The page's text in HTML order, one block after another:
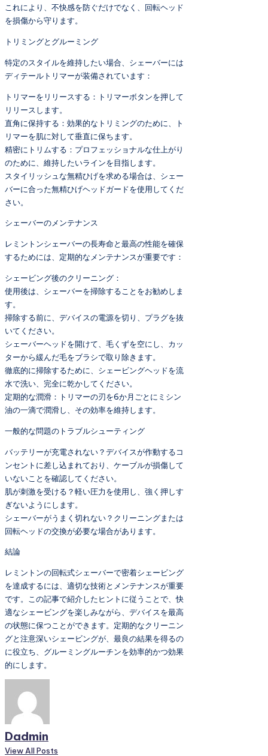
これにより、不快感を防ぐだけでなく、回転ヘッド
を損傷から守ります。
トリミングとグルーミング
特定のスタイルを維持したい場合、シェーバーには
ディテールトリマーが装備されています：
トリマーをリリースする：トリマーボタンを押して
リリースします。
直角に保持する：効果的なトリミングのために、ト
リマーを肌に対して垂直に保ちます。
精密にトリムする：プロフェッショナルな仕上がり
のために、維持したいラインを目指します。
スタイリッシュな無精ひげを求める場合は、シェー
バーに合った無精ひげヘッドガードを使用してくだ
さい。
シェーバーのメンテナンス
レミントンシェーバーの長寿命と最高の性能を確保
するためには、定期的なメンテナンスが重要です：
シェービング後のクリーニング：
使用後は、シェーバーを掃除することをお勧めしま
す。
掃除する前に、デバイスの電源を切り、プラグを抜
いてください。
シェーバーヘッドを開けて、毛くずを空にし、カッ
ターから緩んだ毛をブラシで取り除きます。
徹底的に掃除するために、シェービングヘッドを流
水で洗い、完全に乾かしてください。
定期的な潤滑：トリマーの刃を6か月ごとにミシン
油の一滴で潤滑し、その効率を維持します。
一般的な問題のトラブルシューティング
バッテリーが充電されない？デバイスが作動するコ
ンセントに差し込まれており、ケーブルが損傷して
いないことを確認してください。
肌が刺激を受ける？軽い圧力を使用し、強く押しす
ぎないようにします。
シェーバーがうまく切れない？クリーニングまたは
回転ヘッドの交換が必要な場合があります。
結論
レミントンの回転式シェーバーで密着シェービング
を達成するには、適切な技術とメンテナンスが重要
です。この記事で紹介したヒントに従うことで、快
適なシェービングを楽しみながら、デバイスを最高
の状態に保つことができます。定期的なクリーニン
グと注意深いシェービングが、最良の結果を得るの
に役立ち、グルーミングルーチンを効率的かつ効果
的にします。
Dadmin
View All Posts